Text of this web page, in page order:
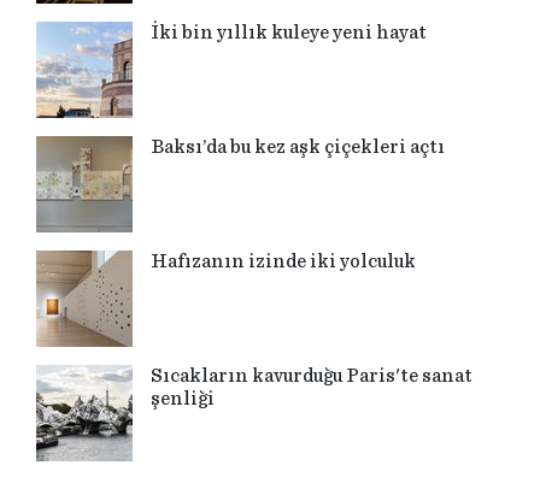
İki bin yıllık kuleye yeni hayat
Baksı’da bu kez aşk çiçekleri açtı
Hafızanın izinde iki yolculuk
Sıcakların kavurduğu Paris'te sanat
şenliği